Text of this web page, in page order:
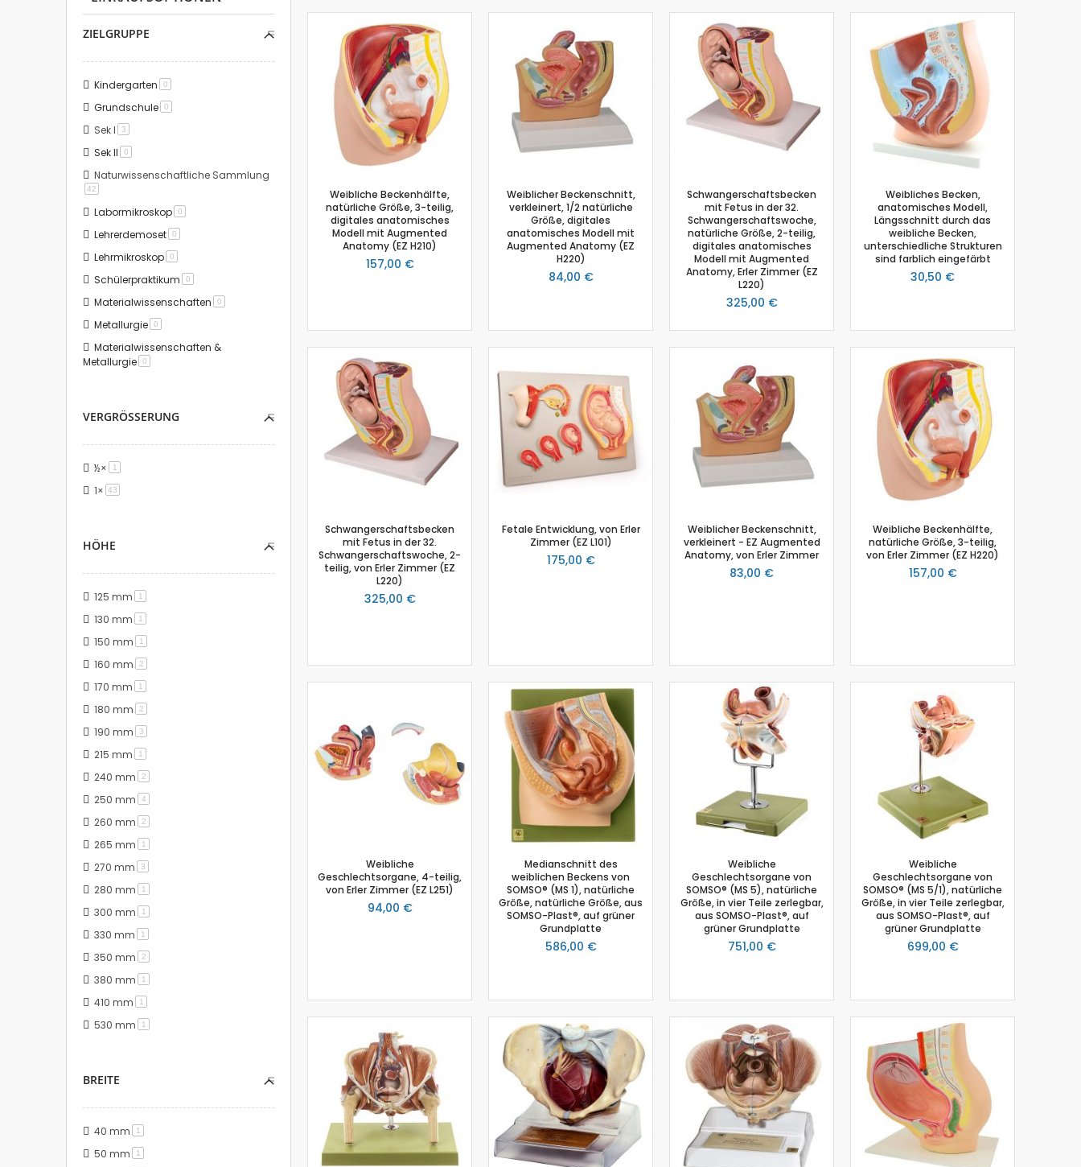
Feuchtigkeitssensor
Herzfrequenz
Kolorimeter
Leitfähigkeit
Lichtsensor
O2 Gas Sensor
O2 Sensor für gelösten Sauerstoff
Photometer
pH - Elektrodenverstärker
Salzgehalt
Spirometer
Stromsensor
Thermoelement-Sensor
Sensor-Kits: Biologie
Lux-Sensor
Timer
Absolutdrucksensor
NiCr-Ni-Adapter
Puls-Sensor
Temperatur-Box
Luftdruck
Druckschalter
Photosynthese Set
Ladestation Go Direct®
Chemie Box
Drucksensor
Ethanoldampf-Sensor
Kolorimeter
pH - Elektrodenverstärker
Leitfähigkeitssensor
Salzgehalt
Spektralfotometer
Stromsensor
Temperatur-Box
Temperatursensor
Timer
Thermoelement-Sensor
Tropfenzähler
Zubehör
Einsteiger-Kit Smart Sensoren Chemie
Weibliche Beckenhälfte,
natürliche Größe, 3-teilig,
digitales anatomisches
Modell mit Augmented
Anatomy (EZ H210)
157,00 €
Weiblicher Beckenschnitt,
verkleinert, 1/2 natürliche
Größe, digitales
anatomisches Modell mit
Augmented Anatomy (EZ
H220)
84,00 €
Schwangerschaftsbecken
mit Fetus in der 32.
Schwangerschaftswoche,
natürliche Größe, 2-teilig,
digitales anatomisches
Modell mit Augmented
Anatomy, Erler Zimmer (EZ
L220)
325,00 €
Weibliches Becken,
anatomisches Modell,
Längsschnitt durch das
weibliche Becken,
unterschiedliche Strukturen
sind farblich eingefärbt
30,50 €
Schwangerschaftsbecken
mit Fetus in der 32.
Schwangerschaftswoche, 2-
teilig, von Erler Zimmer (EZ
L220)
325,00 €
Fetale Entwicklung, von Erler
Zimmer (EZ L101)
175,00 €
Weiblicher Beckenschnitt,
verkleinert - EZ Augmented
Anatomy, von Erler Zimmer
83,00 €
Weibliche Beckenhälfte,
natürliche Größe, 3-teilig,
von Erler Zimmer (EZ H220)
157,00 €
Weibliche
Geschlechtsorgane, 4-teilig,
von Erler Zimmer (EZ L251)
94,00 €
Medianschnitt des
weiblichen Beckens von
SOMSO® (MS 1), natürliche
Größe, natürliche Größe, aus
SOMSO-Plast®, auf grüner
Grundplatte
586,00 €
Weibliche
Geschlechtsorgane von
SOMSO® (MS 5), natürliche
Größe, in vier Teile zerlegbar,
aus SOMSO-Plast®, auf
grüner Grundplatte
751,00 €
Weibliche
Geschlechtsorgane von
SOMSO® (MS 5/1), natürliche
Größe, in vier Teile zerlegbar,
aus SOMSO-Plast®, auf
grüner Grundplatte
699,00 €
ZIELGRUPPE
Kindergarten 0Artikel
Grundschule 0Artikel
Sek I 3Artikel
Sek II 0Artikel
Naturwissenschaftliche Sammlung
42
Labormikroskop 0Artikel
Lehrerdemoset 0Artikel
Lehrmikroskop 0Artikel
Schülerpraktikum 0Artikel
Materialwissenschaften 0Artikel
Metallurgie 0Artikel
Materialwissenschaften &
Metallurgie
0Artikel
VERGRÖSSERUNG
½× 1
1× 43
HÖHE
125 mm 1
130 mm 1
150 mm 1
160 mm 2Artikel
170 mm 1
180 mm 2Artikel
190 mm 3Artikel
215 mm 1
240 mm 2Artikel
250 mm 4
260 mm 2Artikel
265 mm 1
270 mm 3Artikel
280 mm 1
300 mm 1
330 mm 1
350 mm 2Artikel
380 mm 1
410 mm 1
530 mm 1
BREITE
40 mm 1
50 mm 1